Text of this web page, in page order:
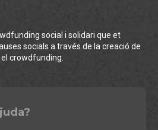
social i solidari que et
socials a través de la creació de
crowdfunding.